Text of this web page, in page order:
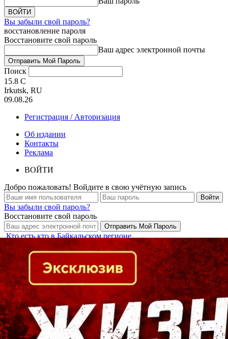
Вы забыли свой пароль?
восстановление пароля
Восстановите свой пароль
Ваш адрес электронной почты
Поиск
15.8 C
Irkutsk, RU
09.08.26
Регистрация / Авторизация
Об издании
Контакты
Реклама
ВОЙТИ
Добро пожаловать! Войдите в свою учётную запись
Вы забыли свой пароль?
Восстановите свой пароль
Кто есть кто в Байкальском регионе